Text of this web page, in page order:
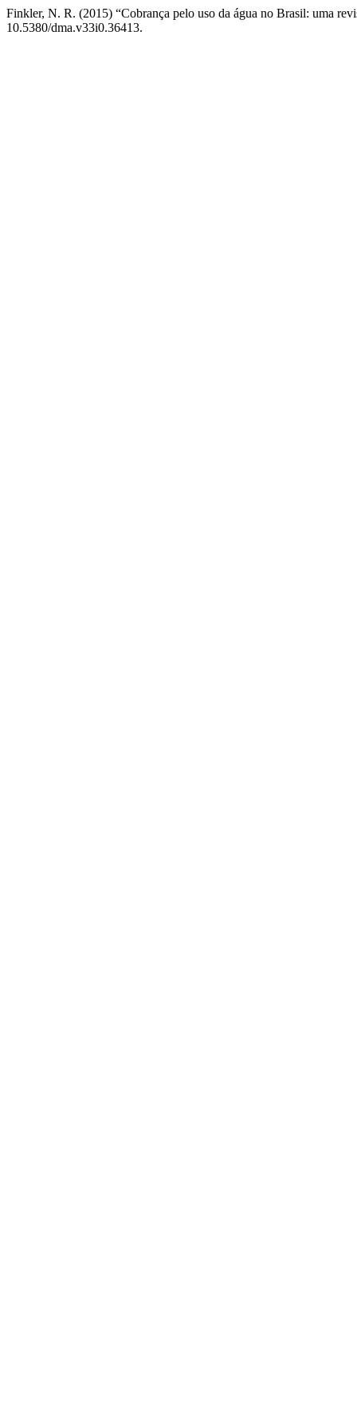
Finkler, N. R. (2015) “Cobrança pelo uso da água no Brasil: uma
10.5380/dma.v33i0.36413.